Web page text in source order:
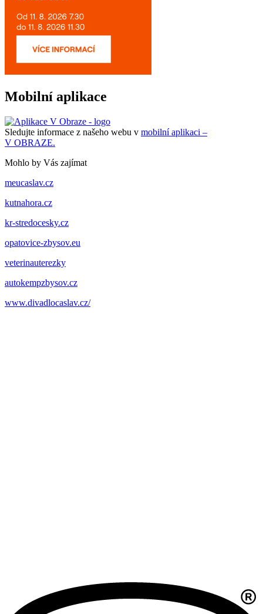
Mobilní aplikace
Sledujte informace z našeho webu v mobilní aplikaci –
V OBRAZE.
Mohlo by Vás zajímat
meucaslav.cz
kutnahora.cz
kr-stredocesky.cz
opatovice-zbysov.eu
veterinauterezky
autokempzbysov.cz
www.divadlocaslav.cz/